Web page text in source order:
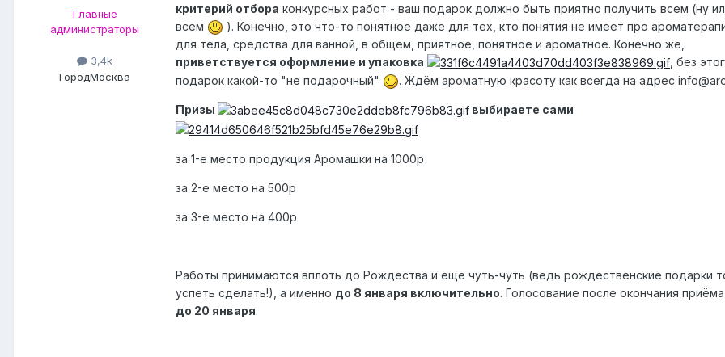
Главные
администраторы
3,4k
ГородМосква
критерий отбора конкурсных работ - ваш подарок должно быть приятно получить всем (ну
всем
). Конечно, это что-то понятное даже для тех, кто понятия не имеет про
для тела, средства для ванной, в общем, приятное, понятное и ароматное. Конечно же,
приветствуется оформление и упаковка
, без
подарок какой-то "не подарочный"
. Ждём ароматную красоту как всегда на адрес
Призы выбираете сами
за 1-е место продукция Аромашки на 1000р
за 2-е место на 500р
за 3-е место на 400р
Работы принимаются вплоть до Рождества и ещё чуть-чуть (ведь рождественские подарки
успеть сделать!), а именно до 8 января включительно. Голосование после окончания
до 20 января.